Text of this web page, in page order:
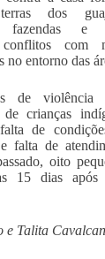
dos
fazendas e
conflitos com
no entorno das
de violência
de crianças
de
falta de
oito
15 dias
e Talita